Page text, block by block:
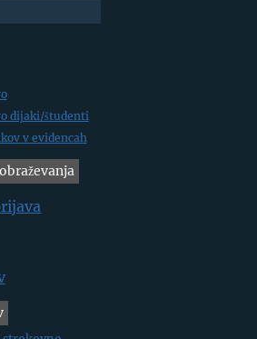
dijaki/študenti
v evidencah